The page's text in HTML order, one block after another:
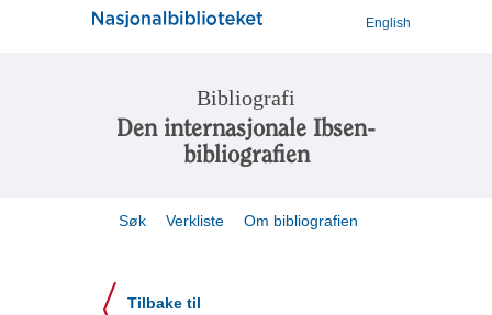
English
Bibliografi
Den internasjonale Ibsen-
bibliografien
Søk Verkliste Om bibliografien
Tilbake til